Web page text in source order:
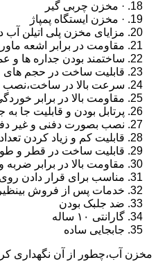
· مخزن چربی گیر
· مخزن ایستگاه پمپاژ
مزایای مخزن پلی اتیلن آب
مقاومت در برابر اشعه
ساختمند بودن جداره ها و
قابلیت ساخت در حجم های
سرعت بالا در ساخت،نصب و
مقاومت بالا در برابر
پرتابل بودن و قابلیت جا
نصب بصورت دفنی و غیر
قابلیت کم و زیاد کردن
قابلیت ساخت در قطر و
مقاومت بالا در برابر
مناسب برای قرار دادن
خدمات پس از فروش بینظیر
ضد جلبک بودن
گارانتی ۱۰ ساله
جابجایی ساده
مخزن آب،چطور از آن نگهداری